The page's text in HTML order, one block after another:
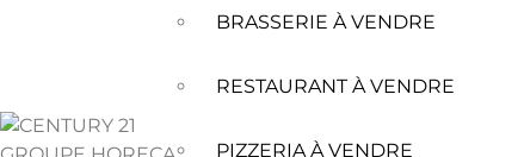
BRASSERIE À VENDRE
RESTAURANT À VENDRE
PIZZERIA À VENDRE